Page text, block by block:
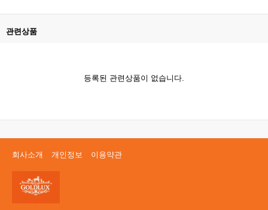
관련상품
등록된 관련상품이 없습니다.
회사소개 개인정보 이용약관